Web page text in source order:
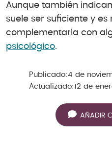
Aunque también
suele ser suficiente y es
complementarla con
psicológico.
Publicado:4 de
Actualizado:12 de
AÑADIR